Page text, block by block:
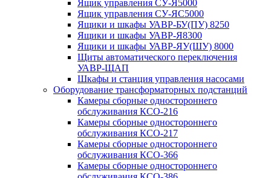
Ящик управления СУ-Я5000
Ящик управления СУ-ЯС5000
Ящики и шкафы УАВР-БУ(ПУ) 8250
Ящики и шкафы УАВР-Я8300
Ящики и шкафы УАВР-ЯУ(ШУ) 8000
Щиты автоматического переключения
УАВР-ЩАП
Шкафы и станция управления насосами
Оборудование трансформаторных подстанций
Камеры сборные одностороннего
обслуживания КСО-216
Камеры сборные одностороннего
обслуживания КСО-217
Камеры сборные одностороннего
обслуживания КСО-366
Камеры сборные одностороннего